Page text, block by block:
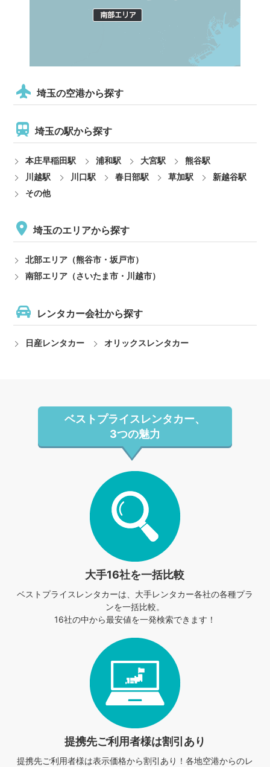
埼玉の空港から探す
埼玉の駅から探す
本庄早稲田駅 浦和駅 大宮駅
熊谷駅
川越駅
川口駅 春日部駅 草加駅
新越谷駅
その他
埼玉のエリアから探す
北部エリア（熊谷市・坂戸市）
南部エリア（さいたま市・川越市）
レンタカー会社から探す
日産レンタカー オリックスレンタカー
ベストプライスレンタカー、
3つの魅力
大手16社を一括比較
ベストプライスレンタカーは、 大手レンタカー各社の各種プラ
ンを一括比較。
16社の中から最安値を一発検索できます！
提携先ご利用者様は割引あり
提携先ご利用者様は表示価格から割引あり！ 各地空港からのレ